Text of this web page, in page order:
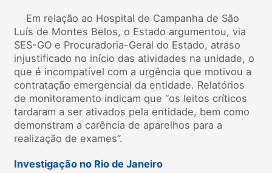
Em relação ao Hospital de Campanha de São
Luís de Montes Belos, o Estado argumentou, via
SES-GO e Procuradoria-Geral do Estado, atraso
injustificado no início das atividades na unidade, o
que é incompatível com a urgência que motivou a
contratação emergencial da entidade. Relatórios
de monitoramento indicam que “os leitos críticos
tardaram a ser ativados pela entidade, bem como
demonstram a carência de aparelhos para a
realização de exames”.
Investigação no Rio de Janeiro